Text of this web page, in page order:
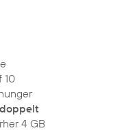
10
doppelt
4 GB